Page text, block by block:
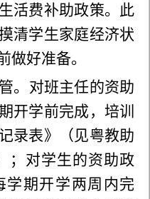
活费补助政策。此
清学生家庭经济状
做好准备。
。对班主任的资助
开学前完成，培训
录表》（见粤教助
；对学生的资助政
学期开学两周内完